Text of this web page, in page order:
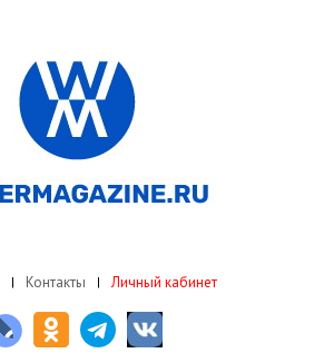
Контакты Личный кабинет